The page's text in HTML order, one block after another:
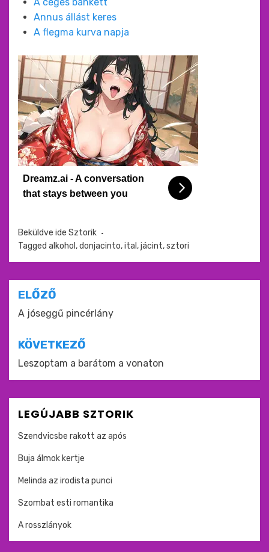
Annus állást keres
A flegma kurva napja
Dreamz.ai - A conversation
that stays between you
Beküldve ide Sztorik
Tagged alkohol ,donjacinto,ital ,jácint,sztori
Bejegyzés
navigáció
ELŐZŐ
A jóseggű pincérlány
KÖVETKEZŐ
Leszoptam a barátom a vonaton
LEGÚJABB SZTORIK
Szendvicsbe rakott az após
Buja álmok kertje
Melinda az irodista punci
Szombat esti romantika
A rosszlányok